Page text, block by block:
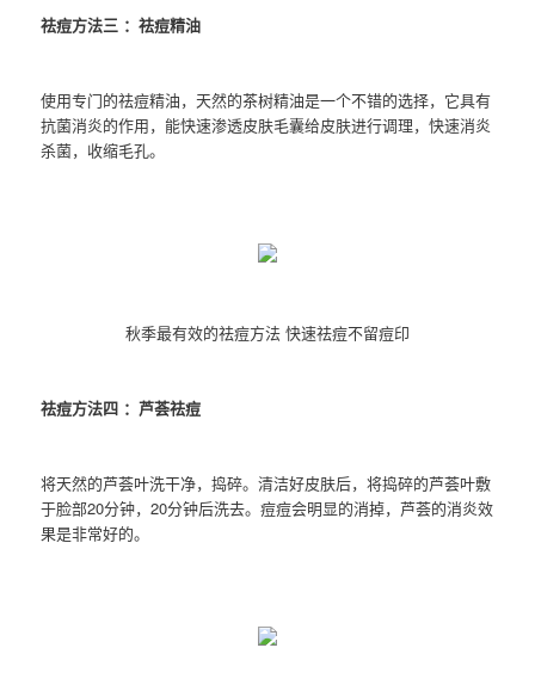
祛痘方法三 ：祛痘精油
使用专门的祛痘精油，天然的茶树精油是一个不错的选择，它具有
抗菌消炎的作用，能快速渗透皮肤毛囊给皮肤进行调理，快速消炎
杀菌，收缩毛孔。
秋季最有效的祛痘方法 快速祛痘不留痘印
祛痘方法四 ：芦荟祛痘
将天然的芦荟叶洗干净，捣碎。清洁好皮肤后，将捣碎的芦荟叶敷
于脸部20分钟，20分钟后洗去。痘痘会明显的消掉，芦荟的消炎效
果是非常好的。